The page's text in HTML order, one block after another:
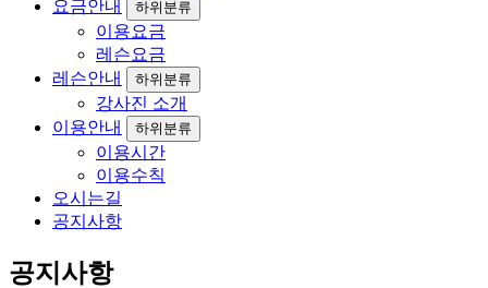
요금안내
하위분류
이용요금
레슨요금
레슨안내
하위분류
강사진 소개
이용안내
하위분류
이용시간
이용수칙
오시는길
공지사항
공지사항